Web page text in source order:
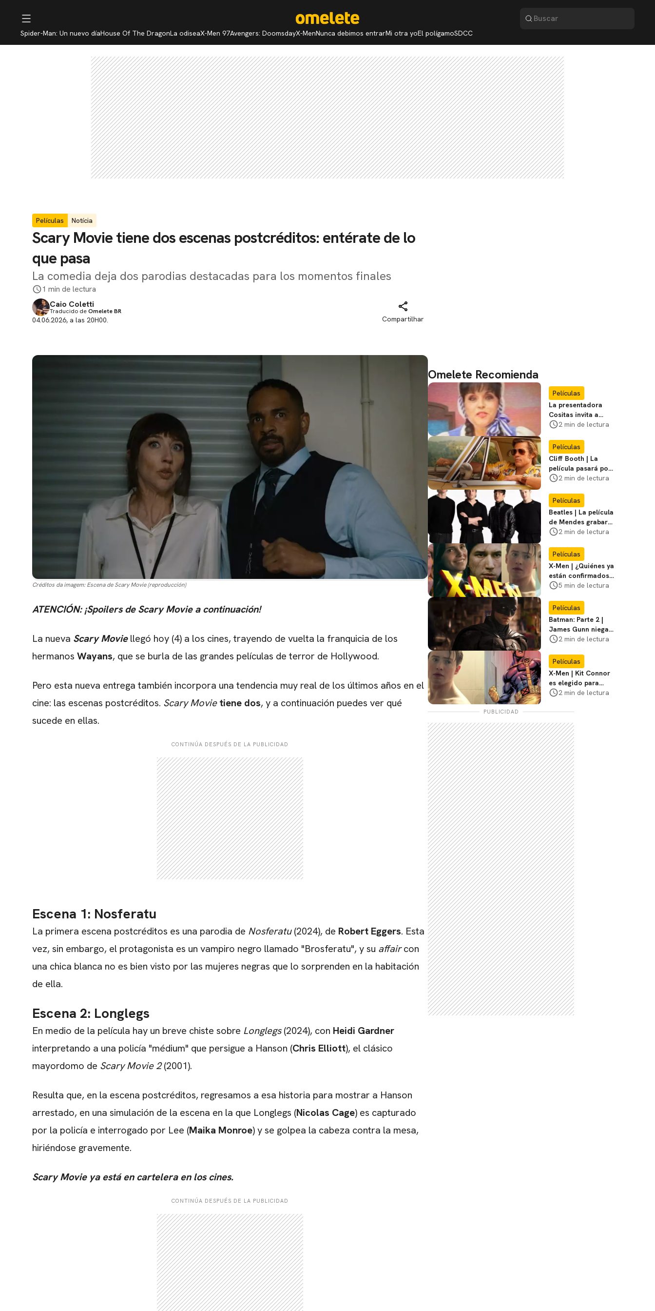
Spider-Man: Un nuevo díaHouse Of The DragonLa odiseaX-Men 97Avengers: DoomsdayX-MenNunca debimos entrarMi otra yoEl polígamoSDCC
Películas Notícia
Scary Movie tiene dos escenas postcréditos: entérate de lo
que pasa
La comedia deja dos parodias destacadas para los momentos finales
1 min de lectura
Caio Coletti
Traducido deOmelete BR
04.06.2026, a las 20H00. Compartilhar
Créditos da imagem: Escena de Scary Movie (reproducción)
ATENCIÓN: ¡Spoilers de Scary Movie a continuación!
La nueva Scary Moviellegó hoy (4) a los cines, trayendo de vuelta la franquicia de los
hermanos Wayans, que se burla de las grandes películas de terror de Hollywood.
Pero esta nueva entrega también incorpora una tendencia muy real de los últimos años en el
cine: las escenas postcréditos. Scary Movie tiene dos, y a continuación puedes ver qué
sucede en ellas.
CONTINÚA DESPUÉS DE LA PUBLICIDAD
Escena 1: Nosferatu
La primera escena postcréditos es una parodia de Nosferatu(2024), de Robert Eggers. Esta
vez, sin embargo, el protagonista es un vampiro negro llamado "Brosferatu", y su affaircon
una chica blanca no es bien visto por las mujeres negras que lo sorprenden en la habitación
de ella.
Escena 2: Longlegs
En medio de la película hay un breve chiste sobre Longlegs(2024), con Heidi Gardner
interpretando a una policía "médium" que persigue a Hanson (Chris Elliott), el clásico
mayordomo de Scary Movie 2(2001).
Resulta que, en la escena postcréditos, regresamos a esa historia para mostrar a Hanson
arrestado, en una simulación de la escena en la que Longlegs (Nicolas Cage) es capturado
por la policía e interrogado por Lee (Maika Monroe) y se golpea la cabeza contra la mesa,
hiriéndose gravemente.
Scary Movie ya está en cartelera en los cines.
CONTINÚA DESPUÉS DE LA PUBLICIDAD
Omelete Recomienda
Películas
La presentadora
Cositas invita a
visitar el
Miasma
2 min de lectura
Películas
Cliff Booth | La
película pasará por
nuevas filmaciones
2 min de lectura
Películas
Beatles | La película
de Mendes grabará
escenas en la
2 min de lectura
Películas
X-Men | ¿Quiénes ya
están confirmados
en la película de
favoritos
5 min de lectura
Películas
Batman: Parte 2 |
James Gunn niega
que se filme la parte
2 min de lectura
Películas
X-Men | Kit Connor
es elegido para
interpretar a
película
2 min de lectura
PUBLICIDAD
CARREGANDO PUBLICIDADE